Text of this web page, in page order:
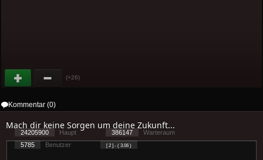
(+26)
Kommentar (0)
Mach dir keine Sorgen um deine Zukunft...
24205900 Haupt 386147
Warteraum
5785
Benutzer [ 2 ] - ( 3.06 )